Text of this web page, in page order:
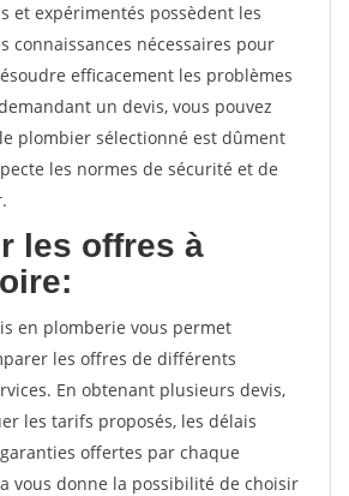
et expérimentés possèdent les
connaissances nécessaires pour
efficacement les problèmes
un devis, vous pouvez
plombier sélectionné est dûment
les normes de sécurité et de
les offres à
en plomberie vous permet
les offres de différents
En obtenant plusieurs devis,
les tarifs proposés, les délais
offertes par chaque
vous donne la possibilité de choisir